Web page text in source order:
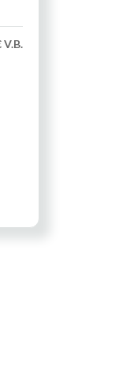
V.B.